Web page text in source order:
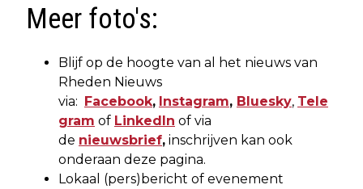
Meer foto's:
Blijf op de hoogte van al het nieuws van
Rheden Nieuws
via: Facebook, Instagram, Bluesky, Tele
gram of LinkedIn of via
de nieuwsbrief, inschrijven kan ook
onderaan deze pagina.
Lokaal (pers)bericht of evenement